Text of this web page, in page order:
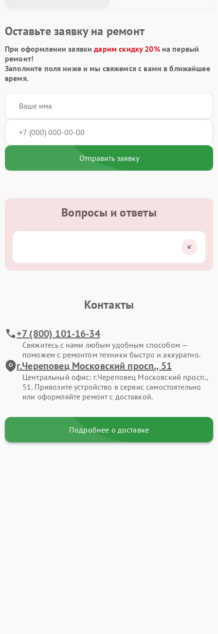
Оставьте заявку на ремонт
При оформлении заявкидарим скидку 20%на первый
ремонт!
Заполните поля ниже и мы свяжемся с вами в ближайшее
время.
Отправить заявку
Вопросы и ответы
Контакты
+7 (800) 101-16-34
Свяжитесь с нами любым удобным способом —
поможем с ремонтом техники быстро и аккуратно.
г.Череповец Московский просп., 51
Центральный офис: г.Череповец Московский просп.,
51. Привозите устройство в сервис самостоятельно
или оформляйте ремонт с доставкой.
Подробнее о доставке